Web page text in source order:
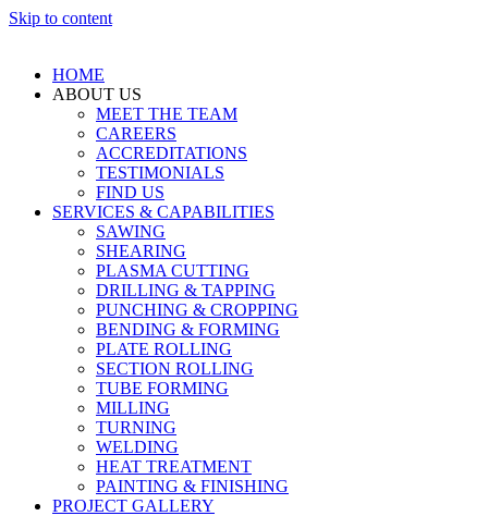
Skip to content
HOME
ABOUT US
MEET THE TEAM
CAREERS
ACCREDITATIONS
TESTIMONIALS
FIND US
SERVICES & CAPABILITIES
SAWING
SHEARING
PLASMA CUTTING
DRILLING & TAPPING
PUNCHING & CROPPING
BENDING & FORMING
PLATE ROLLING
SECTION ROLLING
TUBE FORMING
MILLING
TURNING
WELDING
HEAT TREATMENT
PAINTING & FINISHING
PROJECT GALLERY